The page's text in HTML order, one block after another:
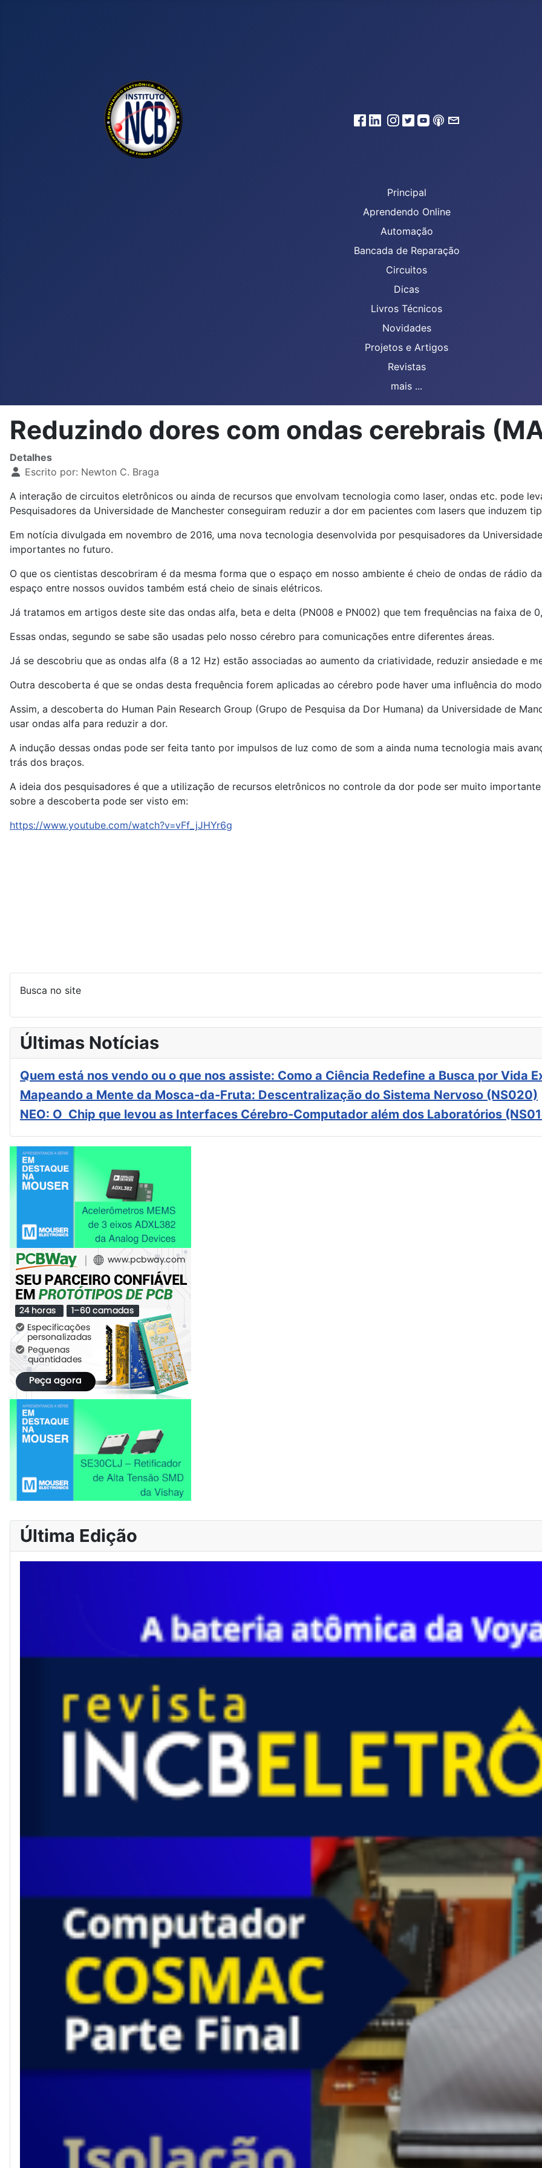
Principal
Aprendendo Online
Automação
Bancada de Reparação
Circuitos
Dicas
Livros Técnicos
Novidades
Projetos e Artigos
Revistas
mais ...
Reduzindo dores com ondas cerebrais
Detalhes
Escrito por: Newton C. Braga
A interação de circuitos eletrônicos ou ainda de recursos que envolvam tecnologia como laser, ondas etc. pode
Pesquisadores da Universidade de Manchester conseguiram reduzir a dor em pacientes com lasers que induzem
Em notícia divulgada em novembro de 2016, uma nova tecnologia desenvolvida por pesquisadores da
importantes no futuro.
O que os cientistas descobriram é da mesma forma que o espaço em nosso ambiente é cheio de ondas de rádio
espaço entre nossos ouvidos também está cheio de sinais elétricos.
Já tratamos em artigos deste site das ondas alfa, beta e delta (PN008 e PN002) que tem frequências na faixa de
Essas ondas, segundo se sabe são usadas pelo nosso cérebro para comunicações entre diferentes áreas.
Já se descobriu que as ondas alfa (8 a 12 Hz) estão associadas ao aumento da criatividade, reduzir ansiedade e
Outra descoberta é que se ondas desta frequência forem aplicadas ao cérebro pode haver uma influência do
Assim, a descoberta do Human Pain Research Group (Grupo de Pesquisa da Dor Humana) da Universidade de
usar ondas alfa para reduzir a dor.
A indução dessas ondas pode ser feita tanto por impulsos de luz como de som a ainda numa tecnologia mais
trás dos braços.
A ideia dos pesquisadores é que a utilização de recursos eletrônicos no controle da dor pode ser muito
sobre a descoberta pode ser visto em:
https://www.youtube.com/watch?v=vFf_jJHYr6g
Busca no site
Últimas Notícias
Quem está nos vendo ou o que nos assiste: Como a Ciência Redefine a Busca por Vida
Mapeando a Mente da Mosca-da-Fruta: Descentralização do Sistema Nervoso (NS020)
NEO: O Chip que levou as Interfaces Cérebro-Computador além dos Laboratórios
Última Edição